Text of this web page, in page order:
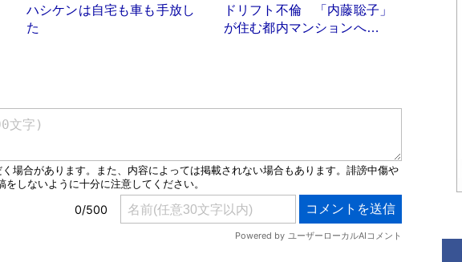
ハシケンは自宅も車も手放し
た
ドリフト不倫 「内藤聡子」
が住む都内マンションへ…